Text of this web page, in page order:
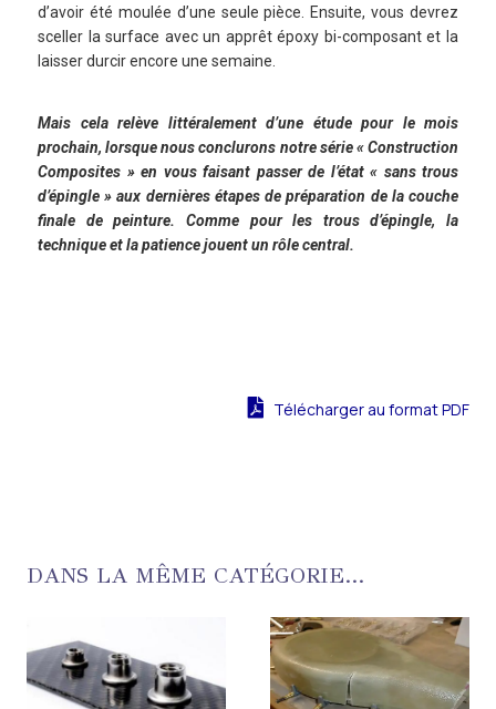
d’avoir été moulée d’une seule pièce. Ensuite, vous devrez
sceller la surface avec un apprêt époxy bi-composant et la
laisser durcir encore une semaine.
Mais cela relève littéralement d’une étude pour le mois
prochain, lorsque nous conclurons notre série « Construction
Composites » en vous faisant passer de l’état « sans trous
d’épingle » aux dernières étapes de préparation de la couche
finale de peinture. Comme pour les trous d’épingle, la
technique et la patience jouent un rôle central.
Télécharger au format PDF
DANS LA MÊME CATÉGORIE...